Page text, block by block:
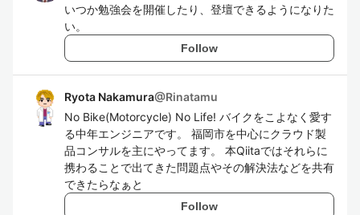
いつか勉強会を開催したり、登壇できるようになりた
い。
Follow
Ryota Nakamura@Rinatamu
No Bike(Motorcycle) No Life! バイクをこよなく愛す
る中年エンジニアです。 福岡市を中心にクラウド製
品コンサルを主にやってます。 本Qiitaではそれらに
携わることで出てきた問題点やその解決法などを共有
できたらなぁと
Follow